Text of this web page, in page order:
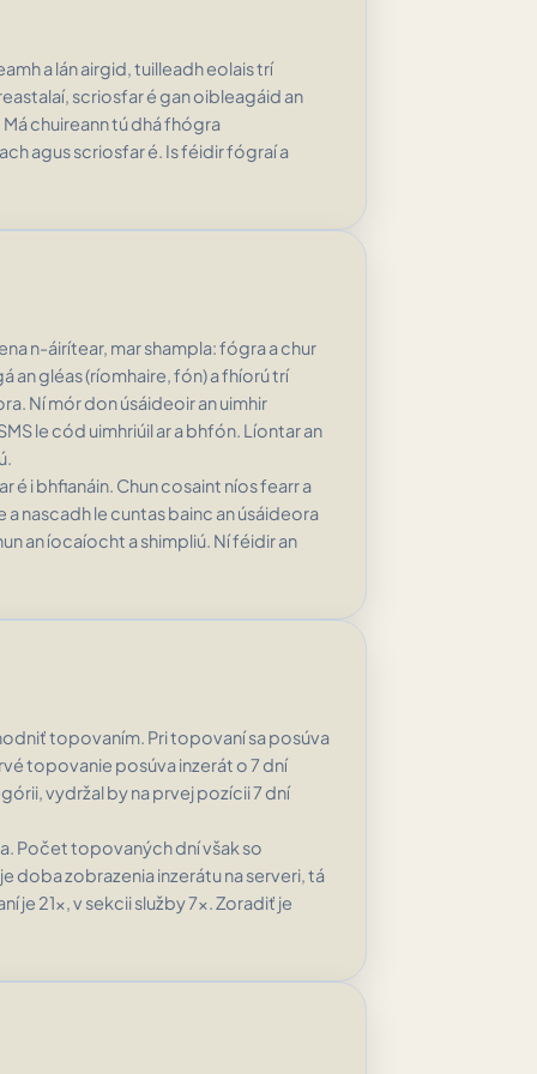
a lán airgid, tuilleadh eolais trí
scriosfar é gan oibleagáid an
chuireann tú dhá fhógra
agus scriosfar é. Is féidir fógraí a
n-áirítear, mar shampla: fógra a chur
an gléas (ríomhaire, fón) a fhíorú trí
Ní mór don úsáideoir an uimhir
le cód uimhriúil ar a bhfón. Líontar an
é i bhfianáin. Chun cosaint níos fearr a
nascadh le cuntas bainc an úsáideora
an íocaíocht a shimpliú. Ní féidir an
topovaním. Pri topovaní sa posúva
topovanie posúva inzerát o 7 dní
vydržal by na prvej pozícii 7 dní
Počet topovaných dní však so
doba zobrazenia inzerátu na serveri, tá
je 21x, v sekcii služby 7x. Zoradiť je